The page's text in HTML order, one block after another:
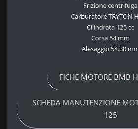
Frizione centrifuga
Carburatore TRYTON
Cilindrata 125 cc
Corsa 54 mm
Alesaggio 54.30
FICHE MOTORE BMB
SCHEDA MANUTENZIONE
125